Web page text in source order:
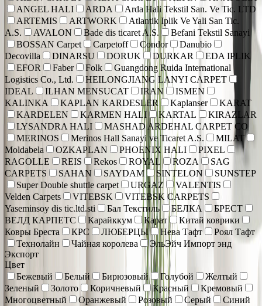
ANGEL HALI
ARDA
Arda Hali Tekstil San. Ve Tic. LTD
ARTEMIS
ARTWORK
Atlantik Iplik Ve Yali San Tic.
A.S.
AVALON Bade dis ticaret A.S.
Befani Tekstil Sanayi
BOSSAN Carpet
Carpetoff Condor
Danubio
Decovilla
DINARSU DORUK DURKAR
EDA IPLIK
EFOR
Faber Folk
Guangdong Ruida International
Logistics Co., Ltd.
HEILONGJIANG LANYI CARPET
IDEAL
ILHAN MENSUCAT IRAN
ISMEN
KALINKA
KAPLAN KARDESLER Kaplanser
KARAT
KARDELEN
KARMEN HALI KARTAL
KIRAZLAR
LYSANDRA HALI
MASHAD ARDEHAL CARPET CO
MERINOS
Merinos Hall Sanayi ve Ticaret A.S.
MILAT
Moldabela
OZKAPLAN PHOENIX HALI
PIXEL
RAGOLLE
REIS Rekos ROYAL ROZA
SAG
CARPETS
SAHAN SAYDAM SINTELON
SUNSTEP
Super Double shuttle carpet
URGAZ
VALENTIS
Velden Carpets
VITEBSK
VITEBSK CARPETS
Yaseminsoy dis tic.ltd.sti
Бал Текстиль БЕЛКА
БРЕСТ
ВЕЛД КАРПЕТС
Карайккум Карат
Китай коврики
Ковры Бреста
КРС ЛЮБЕРЦЫ Нева Тафт
Роял Тафт
Технолайн
Чайная королева
ЭльЭйч Импорт энд
Экспорт
Цвет
Бежевый
Белый Бирюзовый Голубой
Желтый
Зеленый
Золото Коричневый Красный
Кремовый
Многоцветный
Оранжевый Розовый Серый
Синий